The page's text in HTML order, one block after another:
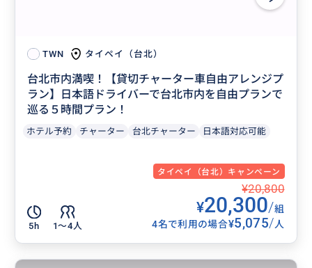
TWN タイペイ（台北）
台北市内満喫！【貸切チャーター車自由アレンジプ
ラン】日本語ドライバーで台北市内を自由プランで
巡る５時間プラン！
ホテル予約 チャーター 台北チャーター 日本語対応可能
タイペイ（台北）キャンペーン
5h 1〜4人
¥20,800
¥20,300/組
4名で利用の場合¥5,075/人